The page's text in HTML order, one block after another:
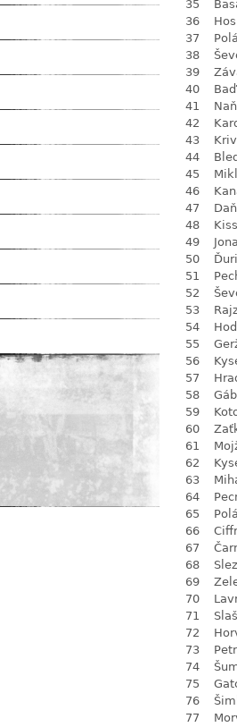
35
36
37
38
39
40
41
42
43
44
45
46
47
48
49
50
51
52
53
54
55
56
57
58
59
60
61
62
63
64
65
66
67
68
69
70
71
72
73
74
75
76
77